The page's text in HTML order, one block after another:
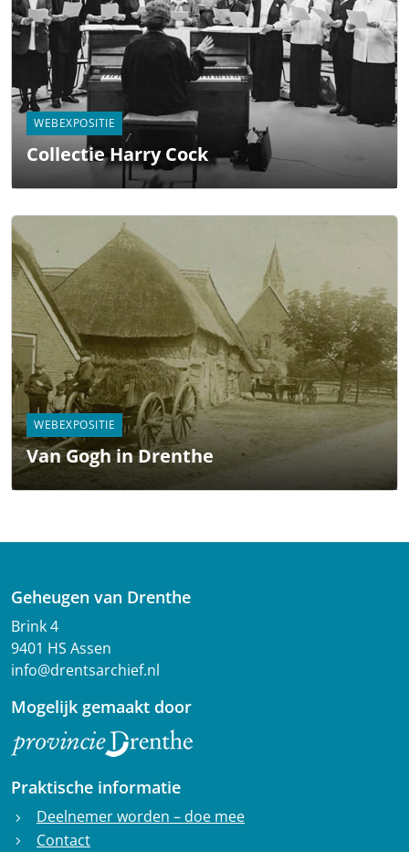
WEBEXPOSITIE
Collectie Harry Cock
WEBEXPOSITIE
Van Gogh in Drenthe
Geheugen van Drenthe
Brink 4
9401 HS Assen
info@drentsarchief.nl
Mogelijk gemaakt door
Praktische informatie
chevron_right Deelnemer worden – doe mee
chevron_right Contact